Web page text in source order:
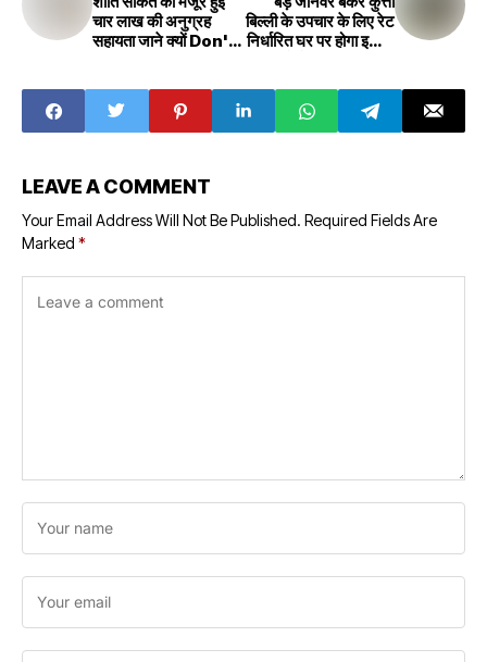
चार लाख की अनुग्रह
सहायता जाने क्यों Don't
grant of four
lakhs
बिल्ली के उपचार के लिए रेट
निर्धारित घर पर होगा इलाज
of big animals,
goats, dogs, cats,
treatment will be
LEAVE A COMMENT
Your Email Address Will Not Be Published. Required Fields Are
Marked *